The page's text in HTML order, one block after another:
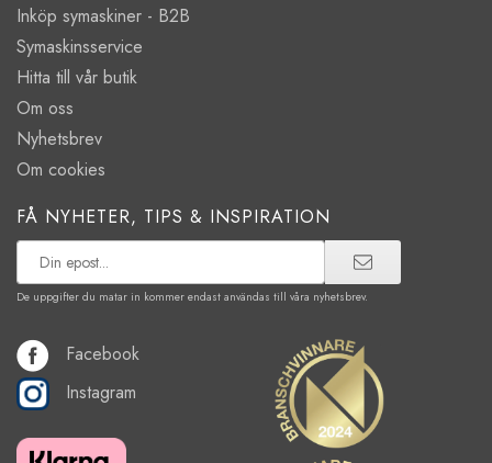
Inköp symaskiner - B2B
Symaskinsservice
Hitta till vår butik
Om oss
Nyhetsbrev
Om cookies
FÅ NYHETER, TIPS & INSPIRATION
De uppgifter du matar in kommer endast användas till våra nyhetsbrev.
Facebook
Instagram